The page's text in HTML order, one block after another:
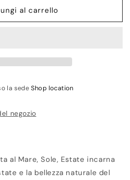
al carrello
la sede Shop location
negozio
al Mare, Sole, Estate incarna
e la bellezza naturale del